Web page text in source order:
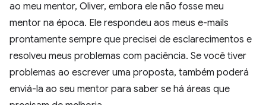
ao meu mentor, Oliver, embora ele não fosse meu
mentor na época. Ele respondeu aos meus e-mails
prontamente sempre que precisei de esclarecimentos e
resolveu meus problemas com paciência. Se você tiver
problemas ao escrever uma proposta, também poderá
enviá-la ao seu mentor para saber se há áreas que